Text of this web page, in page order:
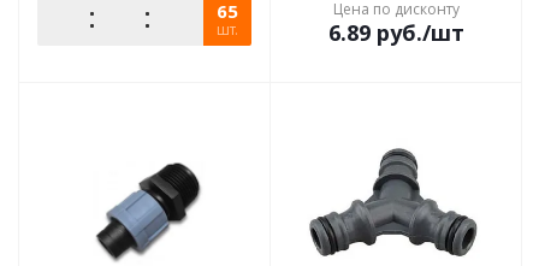
65
шт.
Цена по дисконту
6.89руб./шт